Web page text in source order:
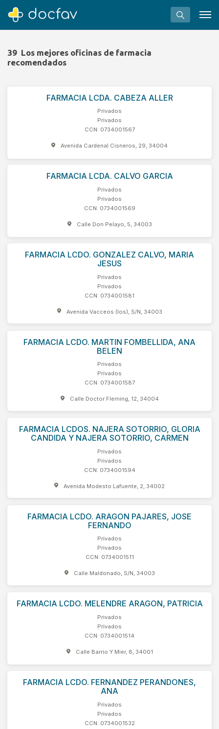
Software para clínicas
Soporte
¿Eres un doctor?
39 Los mejores oficinas de farmacia
recomendados
FARMACIA LCDA. CABEZA ALLER
Privados
Privados
CCN: 0734001567
Avenida Cardenal Cisneros, 29, 34004
FARMACIA LCDA. CALVO GARCIA
Privados
Privados
CCN: 0734001569
Calle Don Pelayo, 5, 34003
FARMACIA LCDO. GONZALEZ CALVO, MARIA
JESUS
Privados
Privados
CCN: 0734001581
Avenida Vacceos (los), S/N, 34003
FARMACIA LCDO. MARTIN FOMBELLIDA, ANA
BELEN
Privados
Privados
CCN: 0734001587
Calle Doctor Fleming, 12, 34004
FARMACIA LCDOS. NAJERA SOTORRIO, GLORIA
CANDIDA Y NAJERA SOTORRIO, CARMEN
Privados
Privados
CCN: 0734001594
Avenida Modesto Lafuente, 2, 34002
FARMACIA LCDO. ARAGON PAJARES, JOSE
FERNANDO
Privados
Privados
CCN: 0734001511
Calle Maldonado, S/N, 34003
FARMACIA LCDO. MELENDRE ARAGON, PATRICIA
Privados
Privados
CCN: 0734001514
Calle Barrio Y Mier, 8, 34001
FARMACIA LCDO. FERNANDEZ PERANDONES,
ANA
Privados
Privados
CCN: 0734001532